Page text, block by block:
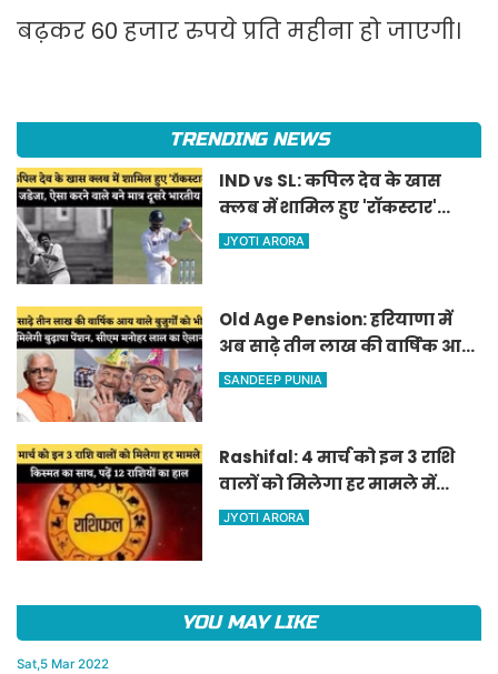
बढ़कर 60 हजार रुपये प्रति महीना हो जाएगी।
TRENDING NEWS
IND vs SL: कपिल देव के खास
क्लब में शामिल हुए 'रॉकस्टार'
जडेजा, ऐसा करने वाले बने मात्र
JYOTI ARORA
Old Age Pension: हरियाणा में
अब साढ़े तीन लाख की वार्षिक आय
वाले बुजुर्गों को भी मिलेगी बुढ़ापा
SANDEEP PUNIA
Rashifal: 4 मार्च को इन 3 राशि
वालों को मिलेगा हर मामले में
किस्मत का साथ, पढ़ें 12 राशियों का
JYOTI ARORA
YOU MAY LIKE
Sat,5 Mar 2022